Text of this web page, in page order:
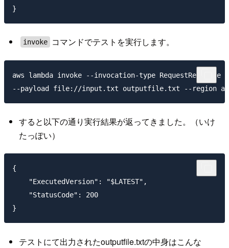
invoke コマンドでテストを実行します。
aws lambda invoke --invocation-type RequestResponse
すると以下の通り実行結果が返ってきました。（いけ
たっぽい）
{
    "ExecutedVersion": "$LATEST",
    "StatusCode": 200
テストにて出力されたoutputfile.txtの中身はこんな